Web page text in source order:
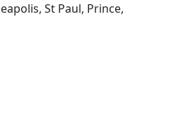
St Paul, Prince,